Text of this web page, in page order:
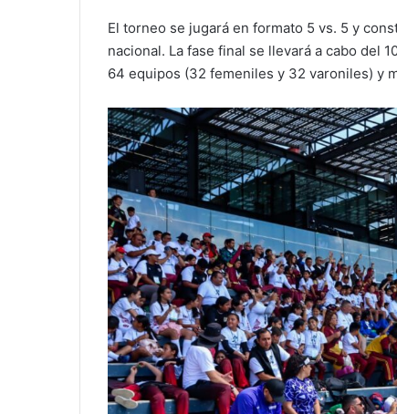
El torneo se jugará en formato 5 vs. 5 y
nacional. La fase final se llevará a cabo del
64 equipos (32 femeniles y 32 varoniles) y